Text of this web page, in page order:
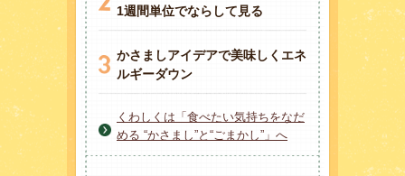
1週間単位でならして見る
かさましアイデアで美味しくエネ
ルギーダウン
くわしくは「食べたい気持ちをなだ
める “かさまし”と“ごまかし”」へ